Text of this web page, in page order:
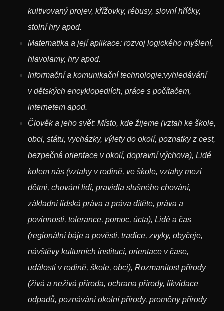
kultivovaný projev, křížovky, rébusy, slovní hříčky,
stolní hry apod.
Matematika a její aplikace: rozvoj logického myšlení,
hlavolamy, hry apod.
Informační a komunikační technologie:vyhledávání
v dětských encyklopediích, práce s počítačem,
internetem apod.
Člověk a jeho svět: Místo, kde žijeme (vztah ke škole,
obci, státu, vycházky, výlety do okolí, poznatky z cest,
bezpečná orientace v okolí, dopravní výchova), Lidé
kolem nás (vztahy v rodině, ve škole, vztahy mezi
dětmi, chování lidí, pravidla slušného chování,
základní lidská práva a práva dítěte, práva a
povinnosti, tolerance, pomoc, úcta), Lidé a čas
(regionální báje a pověsti, tradice, zvyky, obyčeje,
návštěvy kulturních institucí, orientace v čase,
události v rodině, škole, obci), Rozmanitost přírody
(živá a neživá příroda, ochrana přírody, likvidace
odpadů, poznávání okolní přírody, proměny přírody